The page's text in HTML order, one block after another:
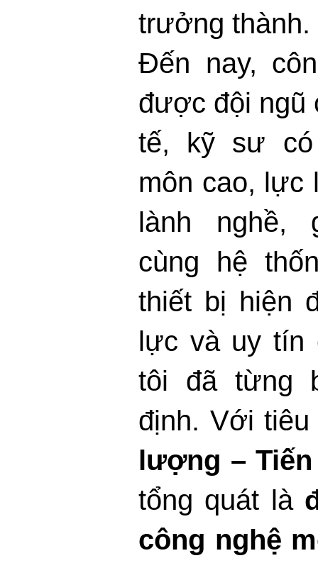
trưởng thành.
Đến nay,
được đội ngũ
tế, kỹ sư có
môn cao, lực
lành nghề,
cùng hệ
thiết bị hiện
lực và uy tín
tôi đã từng
định. Với tiêu
lượng –
tổng quát là
công nghệ